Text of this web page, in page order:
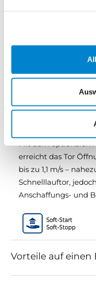
Rolltor
mit
Das Rolltor DD S6
Mit dem optionalen
erreicht das Tor
bis zu 1,1 m/s –
Schnelllauftor,
Anschaffungs- und
Vorteile auf einen